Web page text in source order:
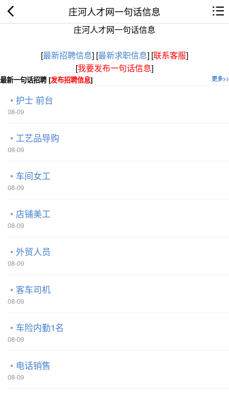
庄河人才网一句话信息
庄河人才网一句话信息
[最新招聘信息] [最新求职信息] [联系客服]
[我要发布一句话信息]
更多>>
最新一句话招聘 [发布招聘信息]
护士 前台
08-09
工艺品导购
08-09
车间女工
08-09
店铺美工
08-09
外贸人员
08-09
客车司机
08-09
车险内勤1名
08-09
电话销售
08-09